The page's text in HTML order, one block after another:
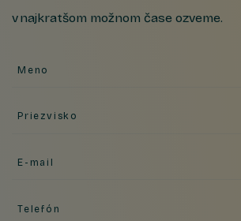
v najkratšom možnom čase ozveme.
Meno
Priezvisko
E-mail
Telefón